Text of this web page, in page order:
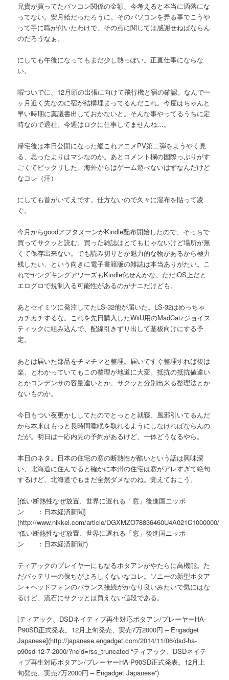
兄貴が買ってたパソコン関係の金額、今考えると本当に洒落にな
ってない。安月給だったろうに。そのパソコンを弄る事でこうや
って手に職が付いたわけで、その点に関しては感謝せねばならん
のだろうなぁ。
にしても午後になってもまだ少し熱っぽい。正直仕事にならな
い。
暇ついでに、12月頭の出張に向けて飛行機と宿の確認。なんで一
ヶ月近く先なのに宿が結構埋まってるんだこれ。今度はちゃんと
早い時期に稟議書出しておかないと。そんな事やってるうちに定
時なので退社。今週はロクに仕事してませんね…。
帰宅後は本日公開になった艦これアニメPV第二弾をようやく見
る、思ったよりはマシなのか。あとコメント欄の国際っぷりがす
ごくてビックリした。海外からはゲーム遊べないはずなんだけど
なコレ（汗）
にしても首がいてえです。仕方ないので久々に湿布を貼って凌
ぐ。
今月からgoodアフタヌーンがKindle配布開始したので、そっちで
買ってサクッと読む。買った雑誌はとてもじゃないけど場所が無
くて保存出来ない。でも読み切りとか魅力的な物があるから極力
残したい、という向きに電子書籍版の雑誌は本当ありがたい。こ
れでヤングキングアワーズもKindle化せんかな。ただiOS上だと
エログロで規制入る可能性があるのがナニだけども。
あとセイミツに発注してたLS-32他が届いた。LS-32はめっちゃ
カチカチするな。これを先日購入したWiiU用のMadCatzジョイス
ティックに組み込んで、配線引きずり出して基板向けにする予
定。
あとは届いた部品をチマチマと整理。届いてすぐ整理すれば後は
楽、とわかっていてもこの整理が地道に大変。抵抗の抵抗値違い
とかコンデンサの容量違いとか、サクッと分別出来る整理法とか
ないものか。
今日もつい夜更かししてたのでとっとと就寝、風邪引いてるんだ
から本来はもっと長時間睡眠を取れるようにしなければならんの
だが。明日は一応内見の予約があるけど、一体どうなるやら。
本日のネタ。日本の住宅の窓の断熱性が酷いという話は興味深
い、北海道に住んでると確かに本州の住宅は窓がアレすぎて絶句
するけど、北海道でもまだ全然ダメなのね。覚えておこう。
[低い断熱性なぜ放置、世界に遅れる「窓」後進国ニッポ
ン ：日本経済新聞]
(http://www.nikkei.com/article/DGXMZO78836460U4A021C1000000/
“低い断熱性なぜ放置、世界に遅れる「窓」後進国ニッポ
ン ：日本経済新聞”)
ティアックのプレイヤーにもなるポタアンがやたらに高機能。た
だバッテリーの保ちがよろしくないなコレ。ソニーの新型ポタア
ン＋ヘッドフォンのバランス接続がかなり良いみたいで気にはな
るけど、流石にサクッとは買えない値段である。
[ティアック、DSDネイティブ再生対応ポタアン/プレーヤーHA-
P90SD正式発表。12月上旬発売、実売7万2000円 – Engadget
Japanese](http://japanese.engadget.com/2014/11/06/dsd-ha-
p90sd-12-7-2000/?ncid=rss_truncated “ティアック、DSDネイテ
ィブ再生対応ポタアン/プレーヤーHA-P90SD正式発表。12月上
旬発売、実売7万2000円 – Engadget Japanese”)